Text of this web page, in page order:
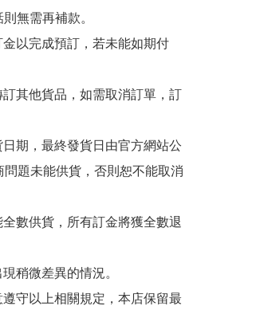
無需再補款。
以完成預訂，若未能如期付
其他貨品，如需取消訂單，訂
期，最終發貨日由官方網站公
題未能供貨，否則恕不能取消
數供貨，所有訂金將獲全數退
稍微差異的情況。
守以上相關規定，本店保留最